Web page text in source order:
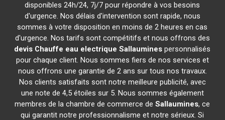
disponibles 24h/24, 7j/7 pour répondre à vos besoins
d'urgence. Nos délais d'intervention sont rapide, nous
sommes à votre disposition en moins de 2 heures en cas
d'urgence. Nos tarifs sont compétitifs et nous offrons des
devis Chauffe eau electrique Sallaumines personnalisés
pour chaque client. Nous sommes fiers de nos services et
nous offrons une garantie de 2 ans sur tous nos travaux.
Nos clients satisfaits sont notre meilleure publicité, avec
une note de 4,5 étoiles sur 5. Nous sommes également
membres de la chambre de commerce deSallaumines, ce
qui garantit notre professionnalisme et notre sérieux. Si